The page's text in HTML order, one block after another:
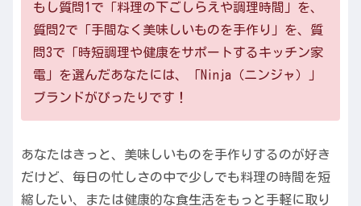
もし質問1で「料理の下ごしらえや調理時間」を、
質問2で「手間なく美味しいものを手作り」を、質
問3で「時短調理や健康をサポートするキッチン家
電」を選んだあなたには、「Ninja（ニンジャ）」
ブランドがぴったりです！
あなたはきっと、美味しいものを手作りするのが好き
だけど、毎日の忙しさの中で少しでも料理の時間を短
縮したい、または健康的な食生活をもっと手軽に取り